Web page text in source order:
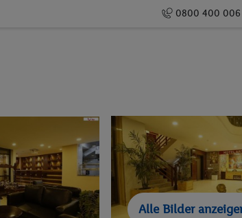
0800 400 006
Alle Bilder